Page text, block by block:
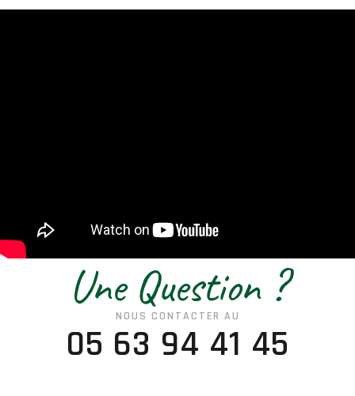
Une Question ?
NOUS CONTACTER AU
05 63 94 41 45